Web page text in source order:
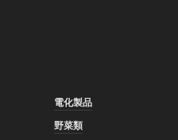
電化製品
野菜類